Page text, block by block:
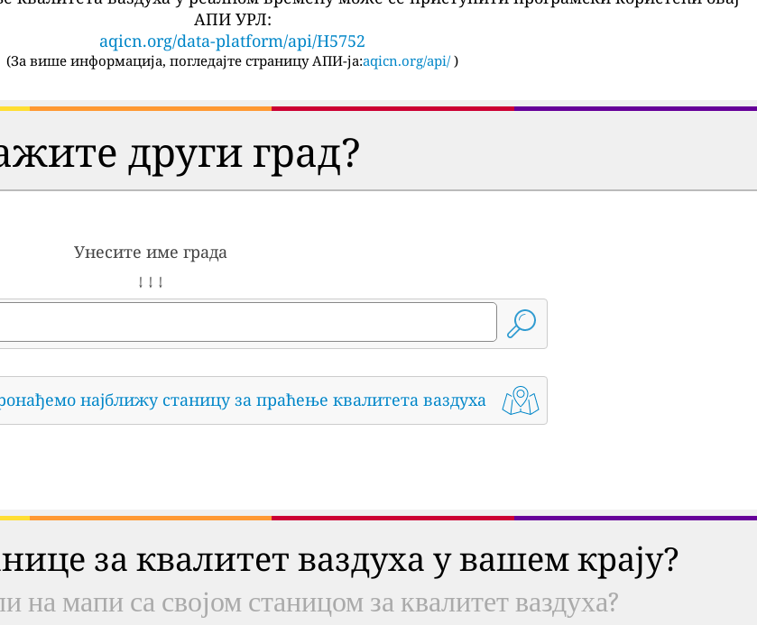
АПИ УРЛ:
aqicn.org/data-platform/api/H5752
(За више информација, погледајте страницу АПИ-ја:aqicn.org/api/ )
други град?
Унесите име града
↓ ↓ ↓
најближу станицу за праћење квалитета ваздуха
за квалитет ваздуха у вашем крају?
на мапи са својом станицом за квалитет ваздуха?